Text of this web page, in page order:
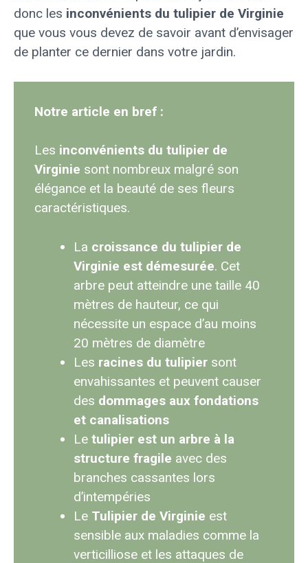
donc les inconvénients du tulipier de Virginie
que vous vous devez de savoir avant d’envisager
de planter ce dernier dans votre jardin.
Notre article en bref :
Les inconvénients du tulipier de
Virginie sont nombreux malgré son
élégance et la beauté de ses fleurs
caractéristiques.
La croissance du tulipier de
Virginie est démesurée. Cet
arbre peut atteindre une taille 40
mètres de hauteur, ce qui
nécessite un espace d’au moins
20 mètres de diamètre
Les racines du tulipier sont
envahissantes et peuvent causer
des dommages aux fondations
et canalisations
Le tulipier est un arbre à la
structure fragile avec des
branches cassantes lors
d’intempéries
Le Tulipier de Virginie est
sensible aux maladies comme la
verticilliose et les attaques de